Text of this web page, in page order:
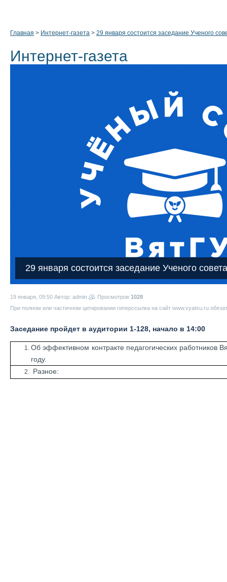
Главная > Интернет-газета > 29 января состоится заседание Ученого
Интернет-газета
29 января состоится заседание Ученого
19 января, 09:50 Автор: admin Просмотров 1028
При полном или частичном цитировании гиперссылка на сайт www.vyatsu.ru
Заседание пройдет в аудитории 1-128, начало в 14:00
Об эффективном контракте педагогических работников
году.
Разное: